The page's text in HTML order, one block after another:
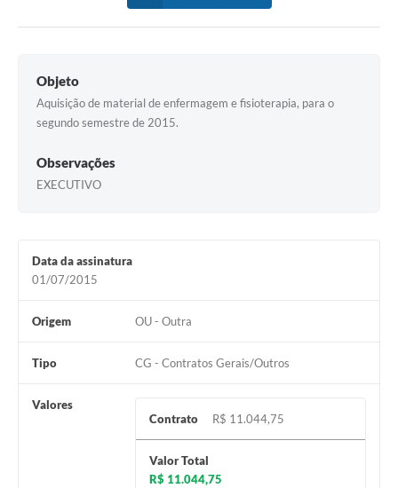
Objeto
Aquisição de material de enfermagem e fisioterapia, para o
segundo semestre de 2015.
Observações
EXECUTIVO
Data da assinatura
01/07/2015
Origem OU - Outra
Tipo CG - Contratos Gerais/Outros
Valores
Contrato
R$ 11.044,75
Valor Total
R$ 11.044,75